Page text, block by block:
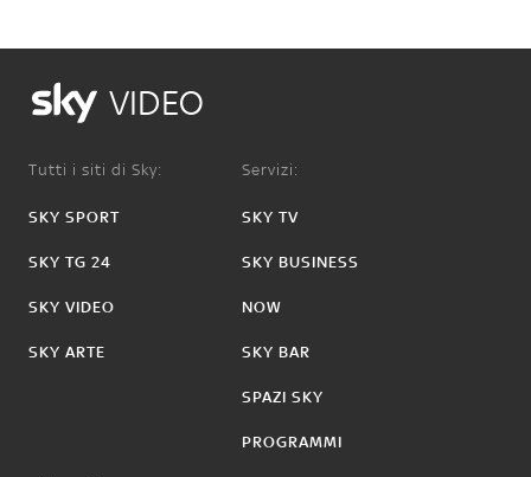
VIDEO
Tutti i siti di Sky:
SKY SPORT
SKY TG 24
SKY VIDEO
SKY ARTE
Servizi:
SKY TV
SKY BUSINESS
NOW
SKY BAR
SPAZI SKY
PROGRAMMI